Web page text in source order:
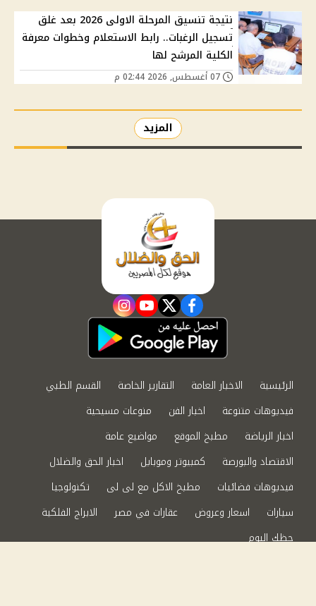
نتيجة تنسيق المرحلة الاولى 2026 بعد غلق
تسجيل الرغبات.. رابط الاستعلام وخطوات معرفة
الكلية المرشح لها
المزيد
facebook
twitter
youtube
instagram
الرئيسية الاخبار العامة التقارير الخاصة
القسم الطبي
فيديوهات متنوعة
اخبار الفن
منوعات مسيحية
اخبار الرياضة
مطبخ الموقع
مواضيع عامة
الاقتصاد والبورصة
كمبيوتر وموبايل
اخبار الحق والضلال
فيديوهات فضائيات
مطبخ الاكل مع لى لى
تكنولوجيا
سيارات
اسعار وعروض عقارات في مصر
الابراج الفلكية
حظك اليوم